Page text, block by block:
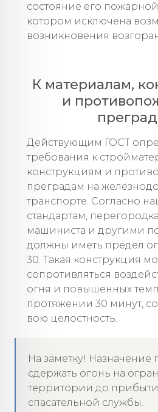
состояние его
котором исключена
возникновения
К материалам,
и
Действующим ГОСТ
требования к
конструкциям и
преградам на
транспорте. Согласно
стандартам,
машиниста и другими
должны иметь предел
30. Такая конструкция
сопротивляться
огня и повышенных
протяжении 30 минут,
вою целостность.
На заметку! Назначение
сдержать огонь на
территории до
спасательной службы.